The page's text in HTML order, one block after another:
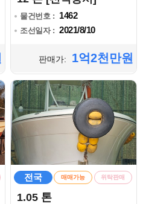
물건번호 : 1462
조선일자 : 2021/8/10
판매가: 1억2천만원
전국 매매가능 위탁판매
1.05 톤